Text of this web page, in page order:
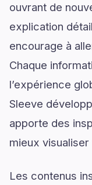
ouvrant de
explication
encourage à
Chaque
l’expérience
Sleeve
apporte des
mieux
Les contenus